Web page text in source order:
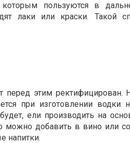
пользуются в
лаки или краски. Такой
перед этим ректифицирован.
при изготовлении водки
ели производить на
можно добавить в вино или
напитки.